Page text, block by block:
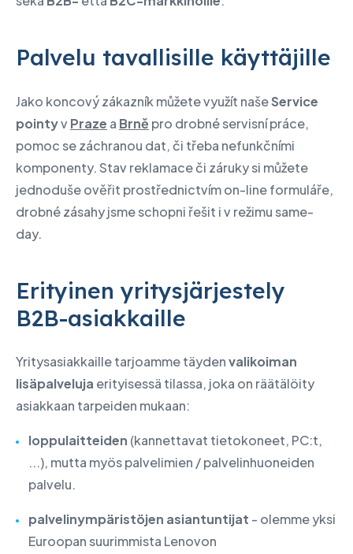
Palvelu tavallisille käyttäjille
Jako koncový zákazník můžete využít našeService
pointyvPraze a Brněpro drobné servisní práce,
pomoc se záchranou dat, či třeba nefunkčními
komponenty. Stav reklamace či záruky si můžete
jednoduše ověřit prostřednictvím on-line formuláře,
drobné zásahy jsme schopni řešit i v režimu same-
day.
Erityinen yritysjärjestely
B2B-asiakkaille
Yritysasiakkaille tarjoamme täydenvalikoiman
lisäpalveluja erityisessä tilassa, joka on räätälöity
asiakkaan tarpeiden mukaan:
loppulaitteiden (kannettavat tietokoneet, PC:t,
...), mutta myös palvelimien / palvelinhuoneiden
palvelu.
palvelinympäristöjen asiantuntijat - olemme yksi
Euroopan suurimmista Lenovon